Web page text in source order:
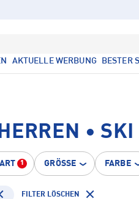
AKTUELLE WERBUNG BESTER
•
1 GRÖSSE FARBE
FILTER LÖSCHEN